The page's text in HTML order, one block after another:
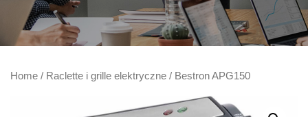
Home / Raclette i grille elektryczne / Bestron APG150